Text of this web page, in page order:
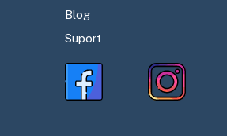
Blog
Suport